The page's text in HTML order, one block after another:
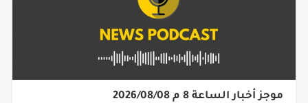
موجز أخبار الساعة 8 م 2026/08/08